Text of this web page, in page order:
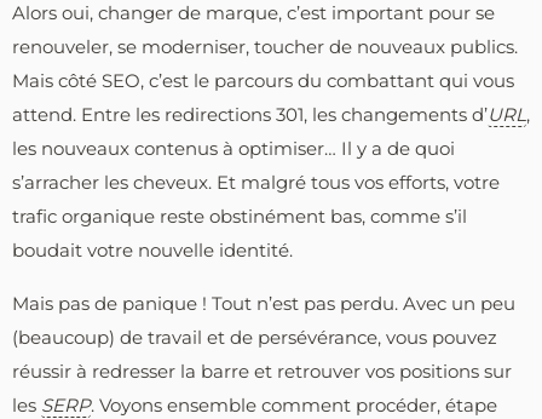
Alors oui, changer de marque, c’est important pour se
renouveler, se moderniser, toucher de nouveaux publics.
Mais côté SEO, c’est le parcours du combattant qui vous
attend. Entre les redirections 301, les changements d’URL,
les nouveaux contenus à optimiser… Il y a de quoi
s’arracher les cheveux. Et malgré tous vos efforts, votre
trafic organique reste obstinément bas, comme s’il
boudait votre nouvelle identité.
Mais pas de panique ! Tout n’est pas perdu. Avec un peu
(beaucoup) de travail et de persévérance, vous pouvez
réussir à redresser la barre et retrouver vos positions sur
les SERP. Voyons ensemble comment procéder, étape